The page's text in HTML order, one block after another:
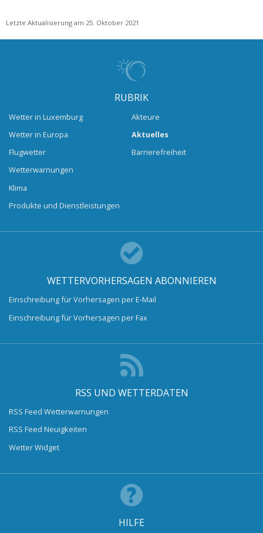
Letzte Aktualisierung am 25. Oktober 2021
RUBRIK
Wetter in Luxemburg
Wetter in Europa
Flugwetter
Wetterwarnungen
Klima
Produkte und Dienstleistungen
Akteure
Aktuelles
Barrierefreiheit
WETTERVORHERSAGEN ABONNIEREN
Einschreibung für Vorhersagen per E-Mail
Einschreibung für Vorhersagen per Fax
RSS UND WETTERDATEN
RSS Feed Wetterwarnungen
RSS Feed Neuigkeiten
Wetter Widget
HILFE